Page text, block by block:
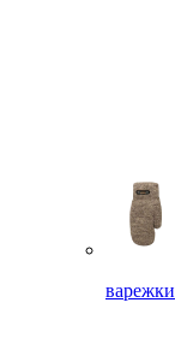
варежки